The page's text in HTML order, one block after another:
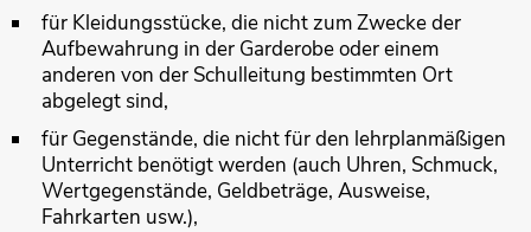
für Kleidungsstücke, die nicht zum Zwecke der
Aufbewahrung in der Garderobe oder einem
anderen von der Schulleitung bestimmten Ort
abgelegt sind,
für Gegenstände, die nicht für den lehrplanmäßigen
Unterricht benötigt werden (auch Uhren, Schmuck,
Wertgegenstände, Geldbeträge, Ausweise,
Fahrkarten usw.),